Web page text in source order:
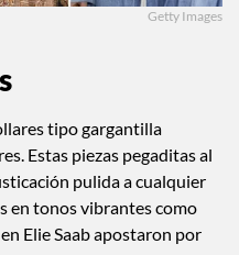
Getty Images
tipo gargantilla
Estas piezas pegaditas al
pulida a cualquier
en tonos vibrantes como
Elie Saab apostaron por